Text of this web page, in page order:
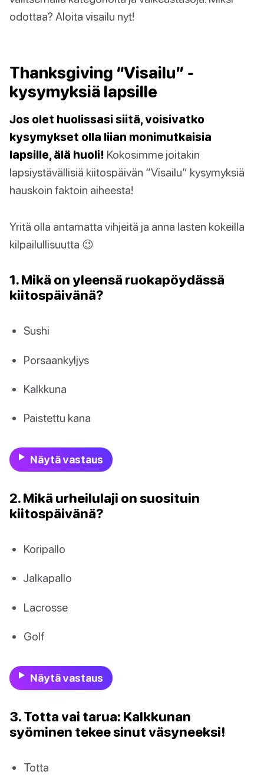
odottaa? Aloita visailu nyt!
Thanksgiving “Visailu” -
kysymyksiä lapsille
Jos olet huolissasi siitä, voisivatko
kysymykset olla liian monimutkaisia
lapsille, älä huoli! Kokosimme joitakin
lapsiystävällisiä kiitospäivän “Visailu” kysymyksiä
hauskoin faktoin aiheesta!
Yritä olla antamatta vihjeitä ja anna lasten kokeilla
kilpailullisuutta 😉
1. Mikä on yleensä ruokapöydässä
kiitospäivänä?
Sushi
Porsaankyljys
Kalkkuna
Paistettu kana
Näytä vastaus
2. Mikä urheilulaji on suosituin
kiitospäivänä?
Koripallo
Jalkapallo
Lacrosse
Golf
Näytä vastaus
3. Totta vai tarua: Kalkkunan
syöminen tekee sinut väsyneeksi!
Totta